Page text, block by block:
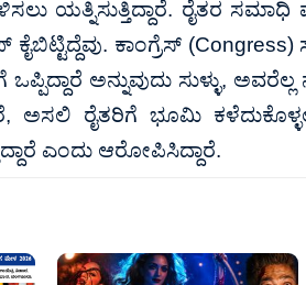
ಯತ್ನಿಸುತ್ತಿದ್ದಾರೆ. ರೈತರ
ಕಾಂಗ್ರೆಸ್
ಅನ್ನುವುದು ಸುಳ್ಳು,
ಅಸಲಿ ರೈತರಿಗೆ ಭೂಮಿ
ಎಂದು ಆರೋಪಿಸಿದ್ದಾರೆ.